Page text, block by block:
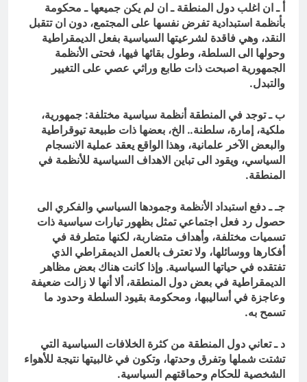
أ ـ ان اغلب دول المنطقة ـ ان لم يكن جميعها ـ محكومة
بأنظمة استبدادية تفرض نفسها على المجتمع، دون ان تتقبل
النقد، وهي فاقدة لشرعيتها السياسية بفعل الديمقراطية
وحولها الى السلطة، وطول بقائها فيها، فحتى الأنظمة
الجمهورية اصبحت ذات طابع وراثي عصي على التغيير
والتبدل.
ب ـ توجد في المنطقة أنظمة سياسية مختلفة: جمهورية،
ملكية، إمارة، سلطنة.. الخ، بعضها ذات طبيعة تيوقراطية
والبعض الآخر علمانية، وهذا الواقع يعقد عملية الانسجام
السياسي، ويقود الى تباين الاهداف السياسية للأنظمة في
المنطقة.
جـ ـ دفع استبداد الأنظمة وجمودها السياسي والفكري الى
حصول رد فعل اجتماعي تمثل بظهور تيارات سياسية ذات
تسميات مختلفة، وأهداف متضاربة، لكنها متطرفة في
أفكارها ووسائلها، ولا تعترف بالعمل الديمقراطي الذي
تفتقده في حياتها السياسية. وإذا كانت هناك بعض مظاهر
الديمقراطية في بعض دول المنطقة، ألا أنها لا زالت ضعيفة
وعاجزة في أساليبها، ومحكومة بقيود السلطة وحدود ما
تسمح به.
د ـ تعاني دول المنطقة من كثرة الخلافات السياسية التي
تشتت شملها وتفرق وحدتها، وتكون في غالبيتها نتيجة للأهواء
الشخصية للحكام وحماقتهم السياسية.